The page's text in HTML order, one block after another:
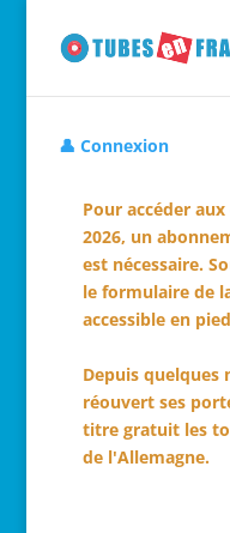
👤 Connexion
Pour accéder
2026, un
est nécessaire.
le formulaire de
accessible en
Depuis quelques
réouvert ses
titre gratuit les
de l'Allemagne.